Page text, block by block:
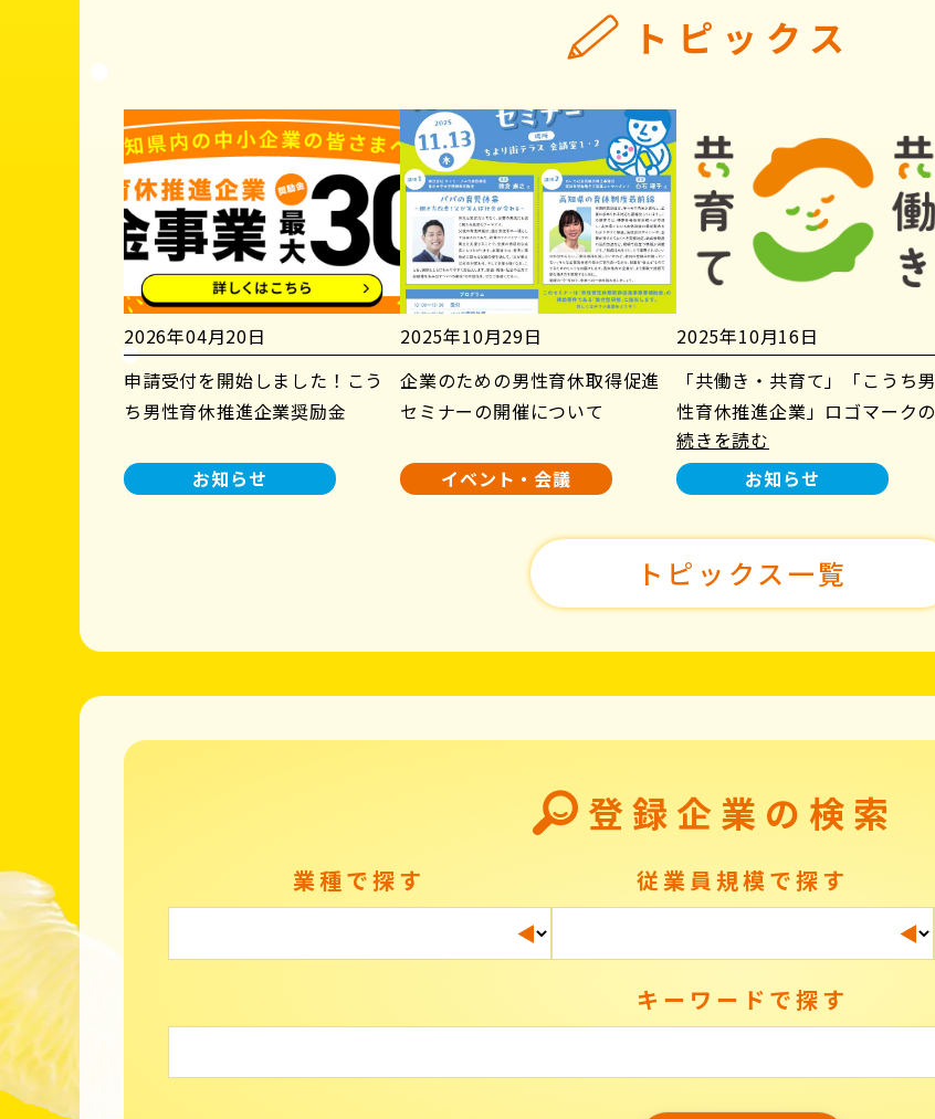
トピックス
2026年04月20日
申請受付を開始しました！こう
ち男性育休推進企業奨励金
お知らせ
2025年10月29日
企業のための男性育休取得促進
セミナーの開催について
イベント・会議
2025年10月16日
「共働き・共育て」「こうち男
性育休推進企業」ロゴマークの
使用について
続きを読む
お知らせ
トピックス一覧
登録企業の検索
業種で探す 従業員規模で探す
キーワードで探す